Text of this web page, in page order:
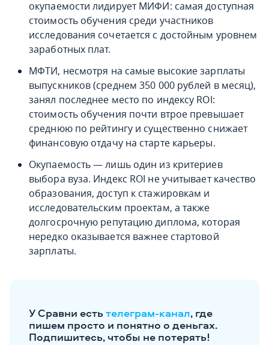
окупаемости лидирует МИФИ: самая доступная
стоимость обучения среди участников
исследования сочетается с достойным уровнем
заработных плат.
МФТИ, несмотря на самые высокие зарплаты
выпускников (среднем 350 000 рублей в месяц),
занял последнее место по индексу ROI:
стоимость обучения почти втрое превышает
среднюю по рейтингу и существенно снижает
финансовую отдачу на старте карьеры.
Окупаемость — лишь один из критериев
выбора вуза. Индекс ROI не учитывает качество
образования, доступ к стажировкам и
исследовательским проектам, а также
долгосрочную репутацию диплома, которая
нередко оказывается важнее стартовой
зарплаты.
У Сравни естьтелеграм-канал, где
пишем просто и понятно о деньгах.
Подпишитесь, чтобы не потерять!